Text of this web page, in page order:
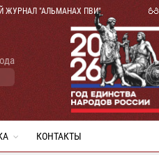
ЖУРНАЛ "АЛЬМАНАХ ПВИ"
КОНТАКТЫ